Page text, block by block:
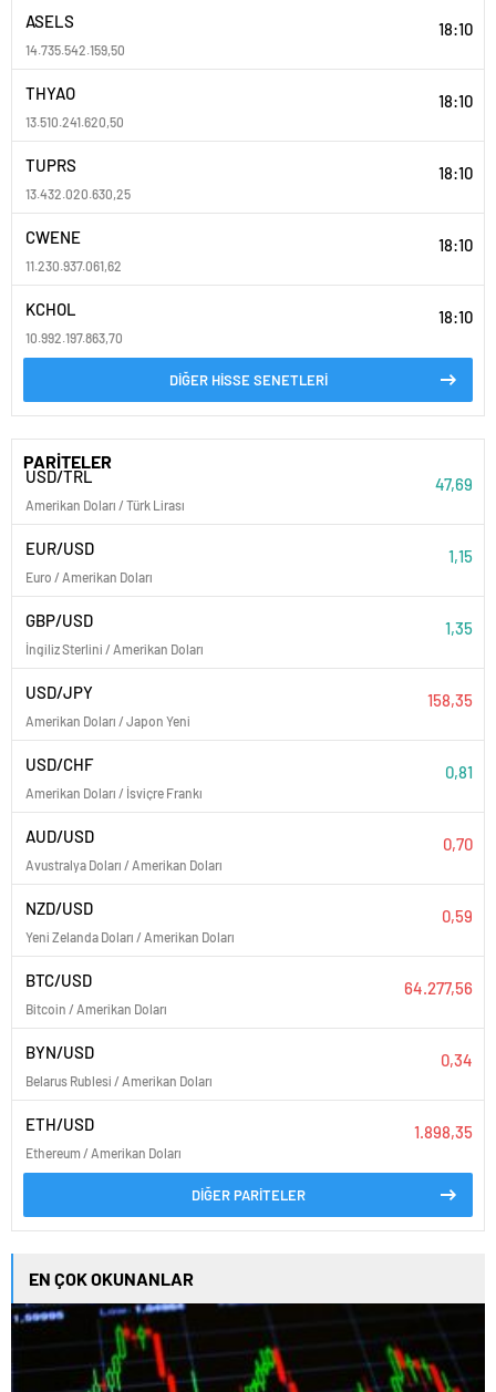
ASELS
14.735.542.159,50
18:10
THYAO
13.510.241.620,50
18:10
TUPRS
13.432.020.630,25
18:10
CWENE
11.230.937.061,62
18:10
KCHOL
10.992.197.863,70
18:10
DİĞER HİSSE SENETLERİ
PARİTELER
USD/TRL
Amerikan Doları / Türk Lirası
47,69
EUR/USD
Euro / Amerikan Doları
1,15
GBP/USD
İngiliz Sterlini / Amerikan Doları
1,35
USD/JPY
Amerikan Doları / Japon Yeni
158,35
USD/CHF
Amerikan Doları / İsviçre Frankı
0,81
AUD/USD
Avustralya Doları / Amerikan Doları
0,70
NZD/USD
Yeni Zelanda Doları / Amerikan Doları
0,59
BTC/USD
Bitcoin / Amerikan Doları
64.277,56
BYN/USD
Belarus Rublesi / Amerikan Doları
0,34
ETH/USD
Ethereum / Amerikan Doları
1.898,35
DİĞER PARİTELER
EN ÇOK OKUNANLAR